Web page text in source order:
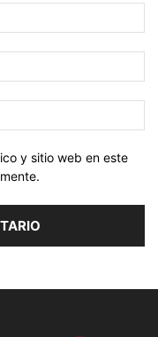
y sitio web en este